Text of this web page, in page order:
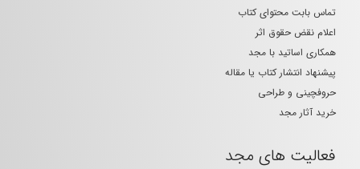
تماس بابت محتوای کتاب
اعلام نقض حقوق اثر
همکاری اساتید با مجد
پیشنهاد انتشار کتاب یا مقاله
حروفچینی و طراحی
خرید آثار مجد
فعالیت های مجد